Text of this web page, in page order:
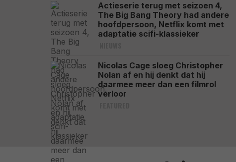
Actieserie terug met seizoen 4,
The Big Bang Theory had andere
hoofdpersoon, Netflix komt met
adaptatie scifi-klassieker
Nicolas Cage sloeg Christopher
Nolan af en hij denkt dat hij
daarmee meer dan een filmrol
verloor